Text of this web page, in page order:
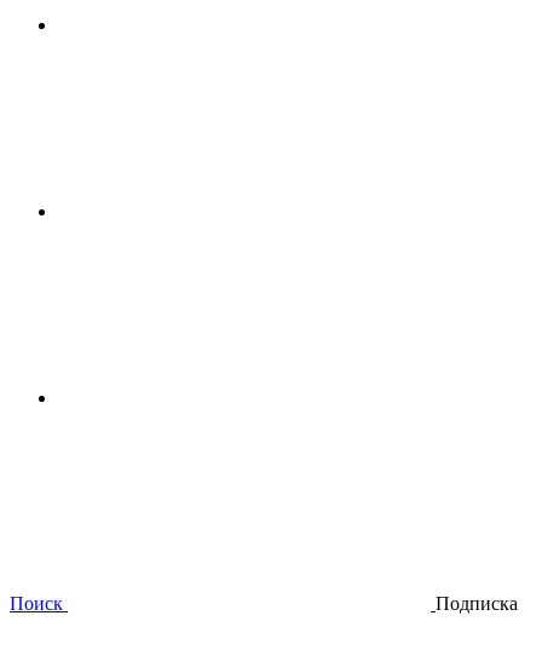
Поиск Подписка